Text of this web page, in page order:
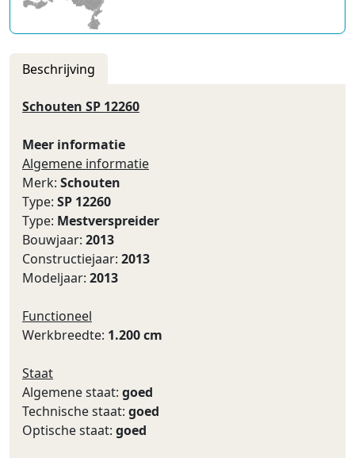
Beschrijving
Schouten SP 12260
Meer informatie
Algemene informatie
Merk: Schouten
Type: SP 12260
Type: Mestverspreider
Bouwjaar: 2013
Constructiejaar: 2013
Modeljaar: 2013
Functioneel
Werkbreedte: 1.200 cm
Staat
Algemene staat: goed
Technische staat: goed
Optische staat: goed